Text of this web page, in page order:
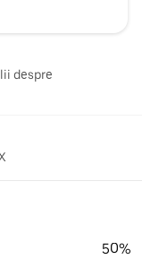
despre
50%